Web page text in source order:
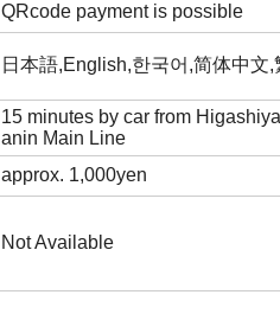
QRcode payment is possible
日本語,English,한국어,简体中文,
15 minutes by car from
anin Main Line
approx. 1,000yen
Not Available